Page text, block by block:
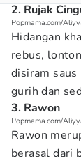
2. Rujak
Popmama.com/
Hidangan
rebus,
disiram saus
gurih dan
3. Rawon
Popmama.com/
Rawon
berasal dari